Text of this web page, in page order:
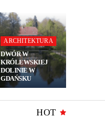
ARCHITEKTURA
DWÓR W
KRÓLEWSKIEJ
DOLINIE W
GDAŃSKU
HOT